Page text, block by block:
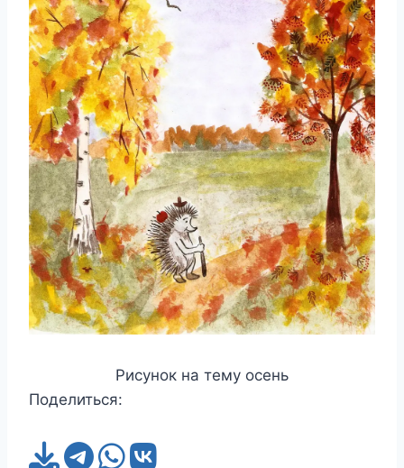
Рисунок на тему осень
Поделиться: